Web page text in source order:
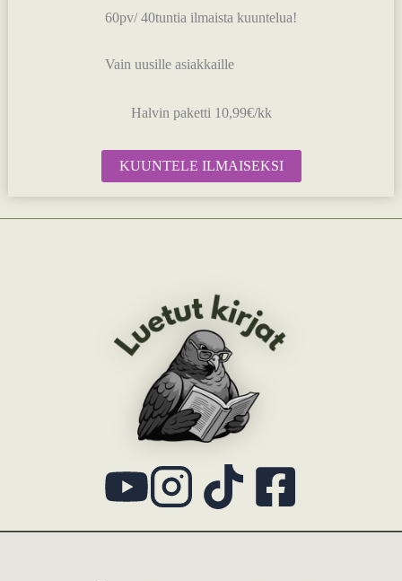
60pv/ 40tuntia ilmaista kuuntelua!
Vain uusille asiakkaille
Halvin paketti 10,99€/kk
KUUNTELE ILMAISEKSI